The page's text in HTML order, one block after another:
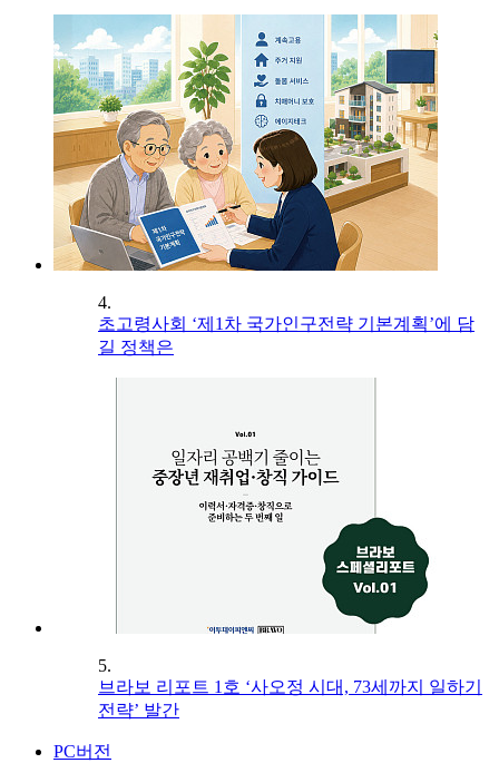
4.
초고령사회 ‘제1차 국가인구전략 기본계획’에 담
길 정책은
5.
브라보 리포트 1호 ‘사오정 시대, 73세까지 일하기
전략’ 발간
PC버전